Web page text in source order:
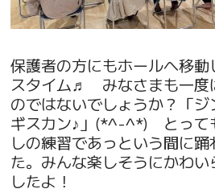
保護者の方にもホールへ移
スタイム♬ みなさまも一度
のではないでしょうか？「
ギスカン♪」(*^-^*) とって
しの練習であっという間に
た。みんな楽しそうにかわ
したよ！